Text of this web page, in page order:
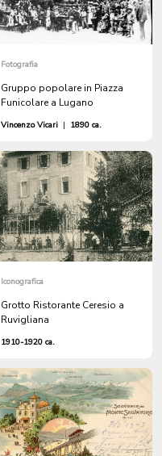
Fotografia
Gruppo popolare in Piazza
Funicolare a Lugano
Vincenzo Vicari | 1890 ca.
Iconografica
Grotto Ristorante Ceresio a
Ruvigliana
1910-1920 ca.